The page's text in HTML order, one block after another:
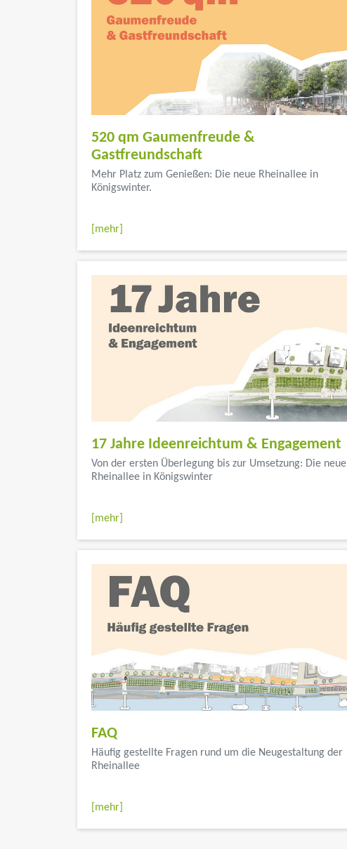
520 qm Gaumenfreude &
Gastfreundschaft
Mehr Platz zum Genießen: Die neue Rheinallee in
Königswinter.
[mehr]
17 Jahre Ideenreichtum & Engagement
Von der ersten Überlegung bis zur Umsetzung: Die neue
Rheinallee in Königswinter
[mehr]
FAQ
Häufig gestellte Fragen rund um die Neugestaltung der
Rheinallee
[mehr]